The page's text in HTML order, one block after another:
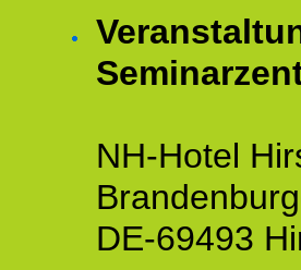
NH-Hotel
DE-69493